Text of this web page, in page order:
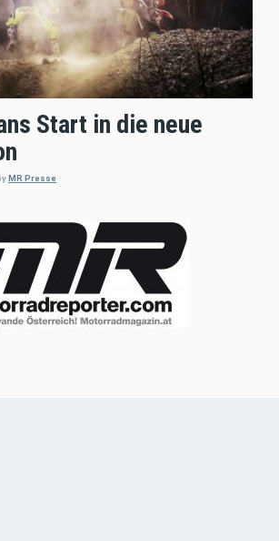
Start in die neue
MR Presse